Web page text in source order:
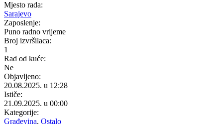
Mjesto rada:
Sarajevo
Zaposlenje:
Puno radno vrijeme
Broj izvršilaca:
1
Rad od kuće:
Ne
Objavljeno:
20.08.2025. u 12:28
Ističe:
21.09.2025. u 00:00
Kategorije:
Građevina, Ostalo